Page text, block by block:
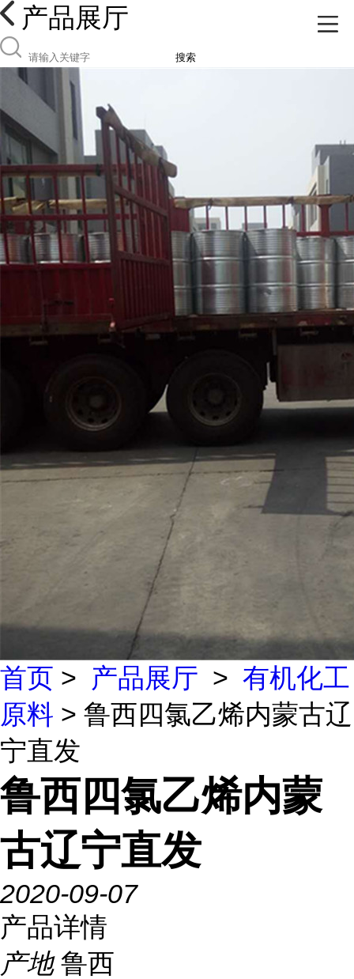
产品展厅
搜索
首页 > 产品展厅 > 有机化工
原料 > 鲁西四氯乙烯内蒙古辽
宁直发
鲁西四氯乙烯内蒙
古辽宁直发
2020-09-07
产品详情
产地 鲁西